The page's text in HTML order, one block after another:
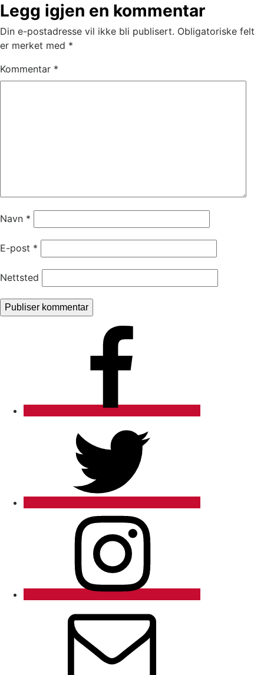
Legg igjen en kommentar
Din e-postadresse vil ikke bli publisert. Obligatoriske felt
er merket med *
Kommentar *
Navn *
E-post *
Nettsted